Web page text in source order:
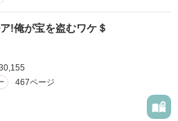
ィ。18歳の誕生日のその日
!俺が宝を盗むワケ＄
467ページ